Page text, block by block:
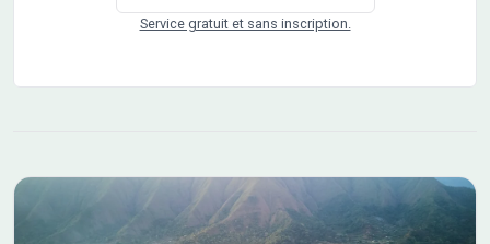
Service gratuit et sans inscription.